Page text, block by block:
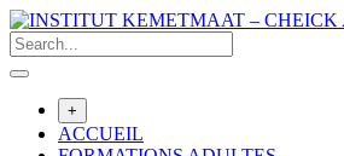
Skip
to
content
+
ACCUEIL